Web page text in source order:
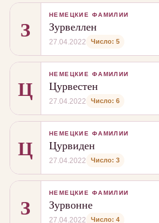
З НЕМЕЦКИЕ ФАМИЛИИ
Зурвеллен
27.04.2022 Число: 5
Ц НЕМЕЦКИЕ ФАМИЛИИ
Цурвестен
27.04.2022 Число: 6
Ц НЕМЕЦКИЕ ФАМИЛИИ
Цурвиден
27.04.2022 Число: 3
З НЕМЕЦКИЕ ФАМИЛИИ
Зурвонне
27.04.2022 Число: 4